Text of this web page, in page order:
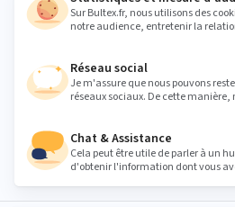
Mardi
Mercredi 10:00 -
Vendredi 10:00 -
Samedi 10:00 -